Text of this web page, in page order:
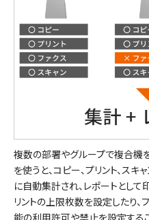
複数の部署やグループで複合機
を使うと、コピー、プリント、ス
に自動集計され、レポートとして
リントの上限枚数を設定したり、
能の利用許可や禁止を設定する